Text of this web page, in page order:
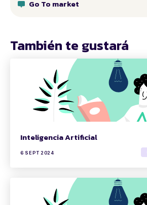
Go To market
También te gustará
Inteligencia Artificial
6 SEPT 2024